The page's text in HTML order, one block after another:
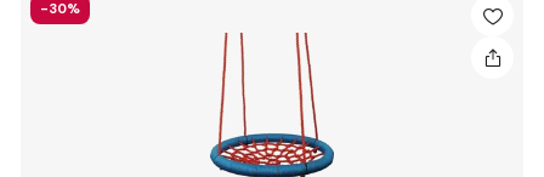
-30%